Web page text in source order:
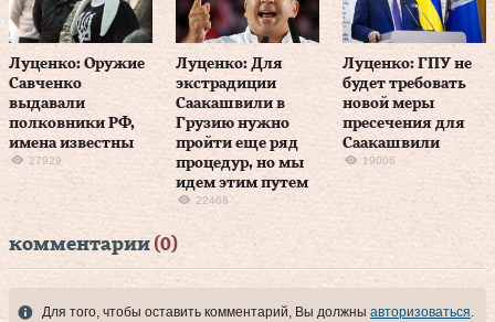
Луценко: Оружие
Савченко
выдавали
полковники РФ,
имена известны
27929
Луценко: Для
экстрадиции
Саакашвили в
Грузию нужно
пройти еще ряд
процедур, но мы
идем этим путем
22468
Луценко: ГПУ не
будет требовать
новой меры
пресечения для
Саакашвили
19006
комментарии (0)
Для того, чтобы оставить комментарий, Вы должны авторизоваться.